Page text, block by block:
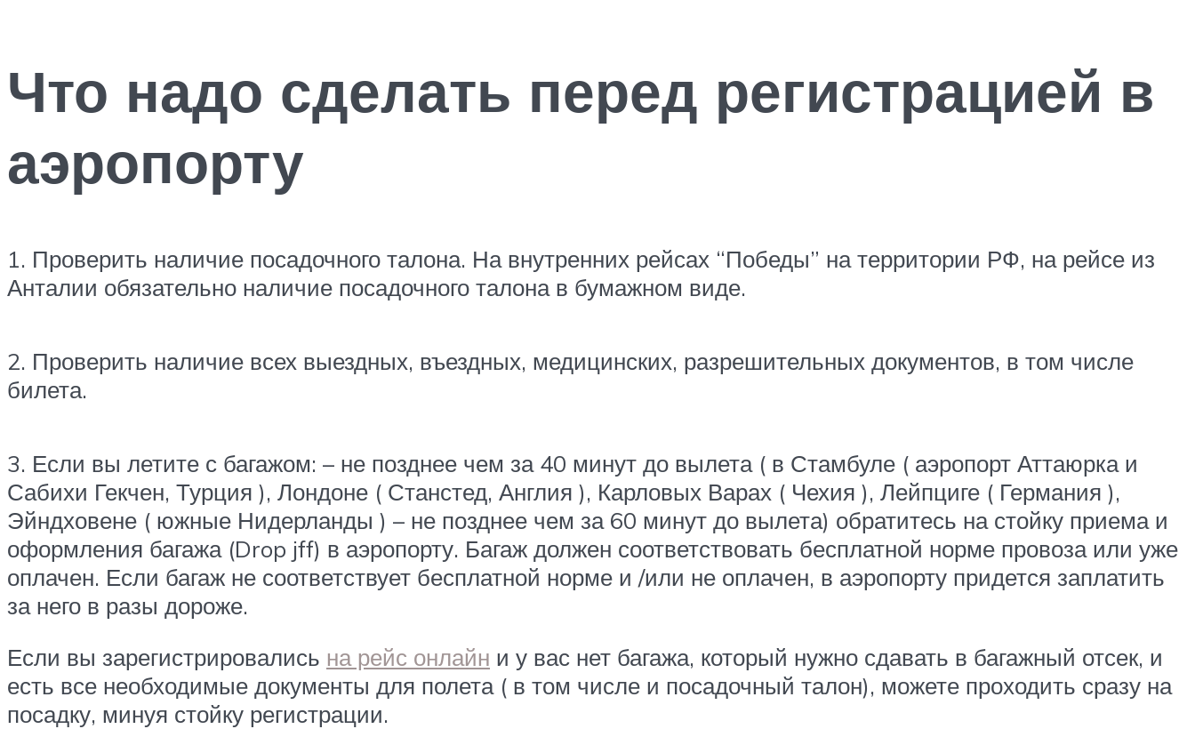
Что надо сделать перед регистрацией в
аэропорту
1. Проверить наличие посадочного талона. На внутренних рейсах “Победы” на территории РФ, на рейсе из
Анталии обязательно наличие посадочного талона в бумажном виде.
2. Проверить наличие всех выездных, въездных, медицинских, разрешительных документов, в том числе
билета.
3. Если вы летите с багажом: – не позднее чем за 40 минут до вылета ( в Стамбуле ( аэропорт Аттаюрка и
Сабихи Гекчен, Турция ), Лондоне ( Станстед, Англия ), Карловых Варах ( Чехия ), Лейпциге ( Германия ),
Эйндховене ( южные Нидерланды ) – не позднее чем за 60 минут до вылета) обратитесь на стойку приема и
оформления багажа (Drop jff) в аэропорту. Багаж должен соответствовать бесплатной норме провоза или уже
оплачен. Если багаж не соответствует бесплатной норме и /или не оплачен, в аэропорту придется заплатить
за него в разы дороже.
Если вы зарегистрировались на рейс онлайн и у вас нет багажа, который нужно сдавать в багажный отсек, и
есть все необходимые документы для полета ( в том числе и посадочный талон), можете проходить сразу на
посадку, минуя стойку регистрации.